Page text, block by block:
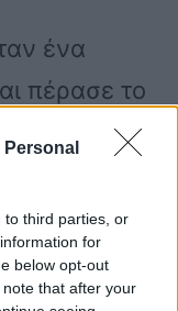
to third parties, or
for
below opt-out
that after your
ένα
πέρασε το
φίλου μου
και εγώ
αμάξι. Εγώ
σβάρνα,
τις έχασα